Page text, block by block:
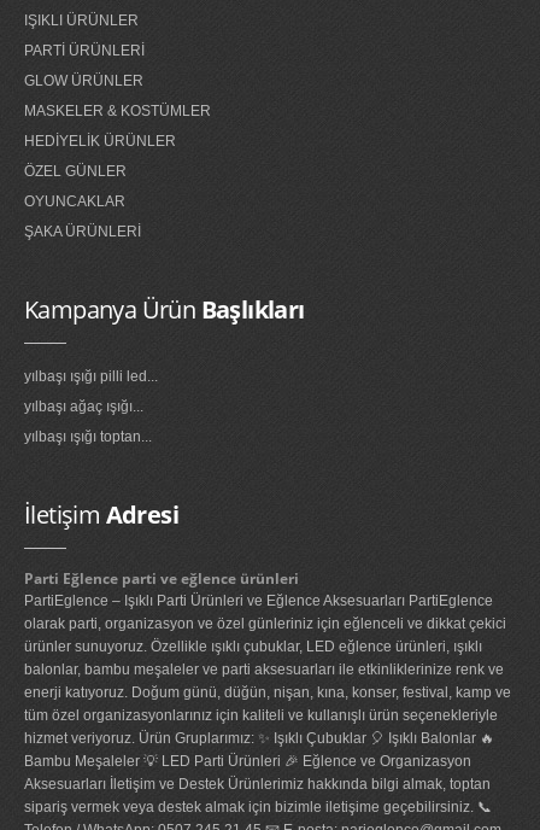
IŞIKLI ÜRÜNLER
PARTİ ÜRÜNLERİ
GLOW ÜRÜNLER
MASKELER & KOSTÜMLER
HEDİYELİK ÜRÜNLER
ÖZEL GÜNLER
OYUNCAKLAR
ŞAKA ÜRÜNLERİ
Kampanya Ürün Başlıkları
yılbaşı ışığı pilli led...
yılbaşı ağaç ışığı...
yılbaşı ışığı toptan...
İletişim Adresi
Parti Eğlence parti ve eğlence ürünleri
PartiEglence – Işıklı Parti Ürünleri ve Eğlence Aksesuarları PartiEglence
olarak parti, organizasyon ve özel günleriniz için eğlenceli ve dikkat çekici
ürünler sunuyoruz. Özellikle ışıklı çubuklar, LED eğlence ürünleri, ışıklı
balonlar, bambu meşaleler ve parti aksesuarları ile etkinliklerinize renk ve
enerji katıyoruz. Doğum günü, düğün, nişan, kına, konser, festival, kamp ve
tüm özel organizasyonlarınız için kaliteli ve kullanışlı ürün seçenekleriyle
hizmet veriyoruz. Ürün Gruplarımız: ✨ Işıklı Çubuklar 🎈 Işıklı Balonlar 🔥
Bambu Meşaleler 💡 LED Parti Ürünleri 🎉 Eğlence ve Organizasyon
Aksesuarları İletişim ve Destek Ürünlerimiz hakkında bilgi almak, toptan
sipariş vermek veya destek almak için bizimle iletişime geçebilirsiniz. 📞